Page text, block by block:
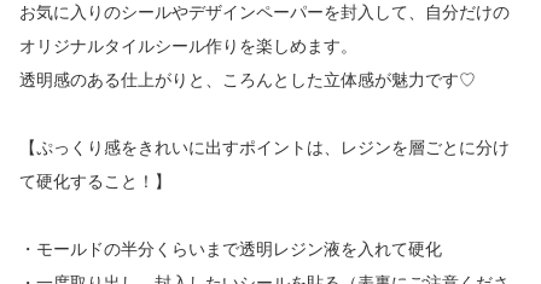
お気に入りのシールやデザインペーパーを封入して、自分だけの
オリジナルタイルシール作りを楽しめます。
透明感のある仕上がりと、ころんとした立体感が魅力です♡
【ぷっくり感をきれいに出すポイントは、レジンを層ごとに分け
て硬化すること！】
・モールドの半分くらいまで透明レジン液を入れて硬化